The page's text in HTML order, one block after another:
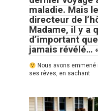
maladie. Mais
directeur de
Madame, il y a
d’important
jamais révélé…
Nous avons
ses rêves, en sachant